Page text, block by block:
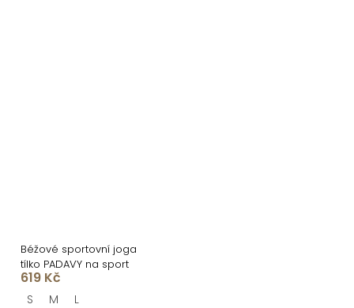
Béžové sportovní joga
tílko PADAVY na sport
619 Kč
S M L